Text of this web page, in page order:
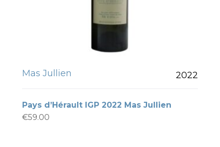
Mas Jullien 2022
Pays d’Hérault IGP 2022 Mas Jullien
€59.00